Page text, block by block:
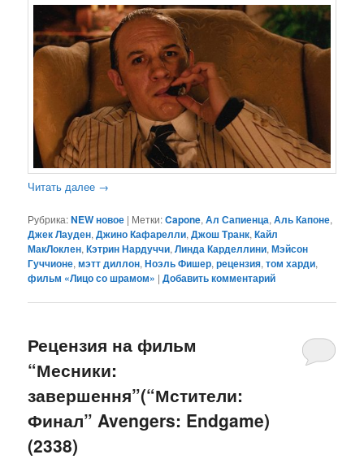
Читать далее →
Рубрика:NEW новое | Метки:Capone,Ал Сапиенца,Аль Капоне,
Джек Лауден,Джино Кафарелли,Джош Транк,Кайл
МакЛоклен,Кэтрин Нардуччи,Линда Карделлини,Мэйсон
Гуччионе,мэтт диллон,Ноэль Фишер,рецензия,том харди,
фильм «Лицо со шрамом» |Добавить комментарий
Рецензия на фильм
“Месники:
завершення”(“Мстители:
Финал” Avengers: Endgame)
(2338)